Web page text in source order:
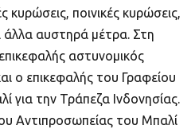
κυρώσεις, ποινικές κυρώσεις,
άλλα αυστηρά μέτρα. Στη
αστυνομικός
ο επικεφαλής του Γραφείου
για την Τράπεζα Ινδονησίας.
Αντιπροσωπείας του Μπαλί